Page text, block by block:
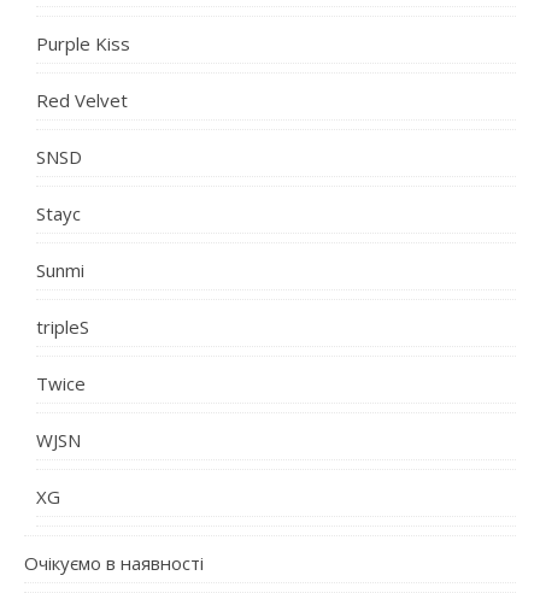
Purple Kiss
Red Velvet
SNSD
Stayc
Sunmi
tripleS
Twice
WJSN
XG
Очікуємо в наявності